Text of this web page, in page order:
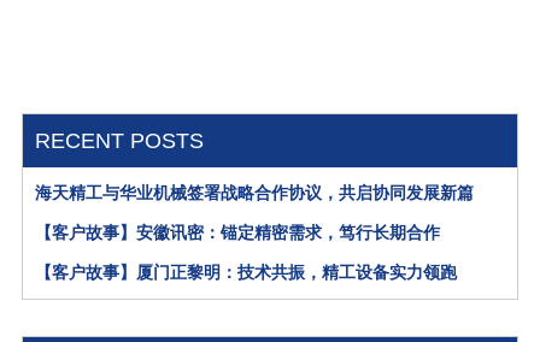
RECENT POSTS
海天精工与华业机械签署战略合作协议，共启协同发展新篇
【客户故事】安徽讯密：锚定精密需求，笃行长期合作
【客户故事】厦门正黎明：技术共振，精工设备实力领跑